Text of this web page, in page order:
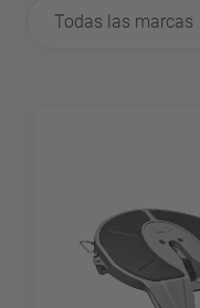
Todas las marcas